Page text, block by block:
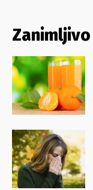
Zanimljivo